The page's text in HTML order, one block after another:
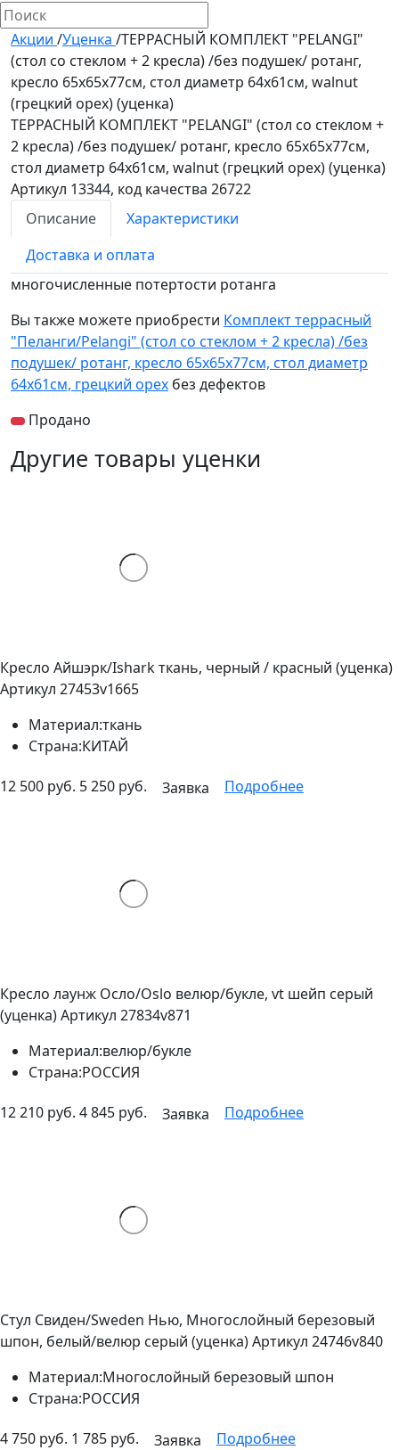
Акции /Уценка /ТЕРРАСНЫЙ КОМПЛЕКТ "PELANGI"
(стол со стеклом + 2 кресла) /без подушек/ ротанг,
кресло 65х65х77см, стол диаметр 64х61см, walnut
(грецкий орех) (уценка)
ТЕРРАСНЫЙ КОМПЛЕКТ "PELANGI" (стол со стеклом +
2 кресла) /без подушек/ ротанг, кресло 65х65х77см,
стол диаметр 64х61см, walnut (грецкий орех) (уценка)
Артикул 13344, код качества 26722
Описание
Характеристики
Доставка и оплата
многочисленные потертости ротанга
Вы также можете приобрести Комплект террасный
"Пеланги/Pelangi" (стол со стеклом + 2 кресла) /без
подушек/ ротанг, кресло 65х65х77см, стол диаметр
64х61см, грецкий орех без дефектов
Продано
Другие товары уценки
Кресло Айшэрк/Ishark ткань, черный / красный (уценка)
Артикул 27453v1665
Материал:ткань
Страна:КИТАЙ
12 500 руб. 5 250 руб. Заявка Подробнее
Кресло лаунж Осло/Oslo велюр/букле, vt шейп серый
(уценка)Артикул 27834v871
Материал:велюр/букле
Страна:РОССИЯ
12 210 руб. 4 845 руб. Заявка Подробнее
Стул Свиден/Sweden Нью, Многослойный березовый
шпон, белый/велюр серый (уценка)Артикул 24746v840
Материал:Многослойный березовый шпон
Страна:РОССИЯ
4 750 руб. 1 785 руб. Заявка Подробнее